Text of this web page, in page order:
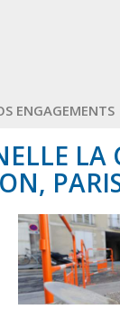
ENGAGEMENTS
LA